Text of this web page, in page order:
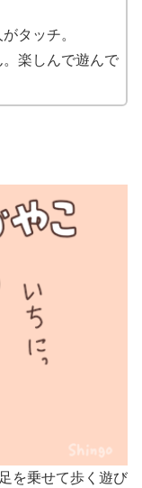
タッチ。
楽しんで遊んで
を乗せて歩く遊び